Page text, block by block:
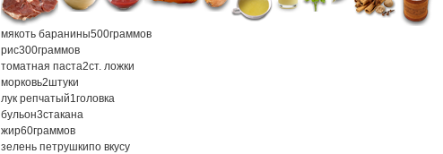
мякоть баранины500граммов
рис300граммов
томатная паста2ст. ложки
морковь2штуки
лук репчатый1головка
бульон3стакана
жир60граммов
зелень петрушкипо вкусу